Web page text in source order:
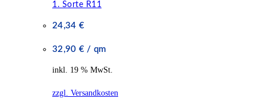
1. Sorte R11
24,34 €
32,90 € /qm
inkl. 19 % MwSt.
zzgl. Versandkosten